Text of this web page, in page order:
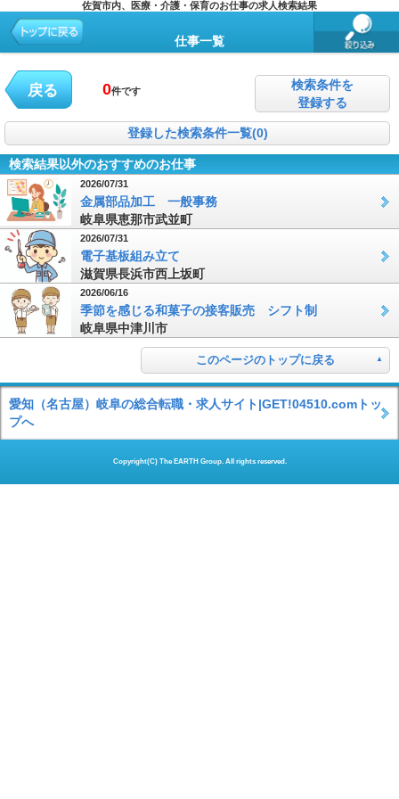
佐賀市内、医療・介護・保育のお仕事の求人検索結果
仕事一覧
戻る 0件です
検索条件を
登録する
登録した検索条件一覧(0)
検索結果以外のおすすめのお仕事
2026/07/31
金属部品加工 一般事務
岐阜県恵那市武並町
2026/07/31
電子基板組み立て
滋賀県長浜市西上坂町
2026/06/16
季節を感じる和菓子の接客販売 シフト制
岐阜県中津川市
このページのトップに戻る
愛知（名古屋）岐阜の総合転職・求人サイト|GET!04510.comトッ
プへ
Copyright(C) The EARTH Group. All rights reserved.